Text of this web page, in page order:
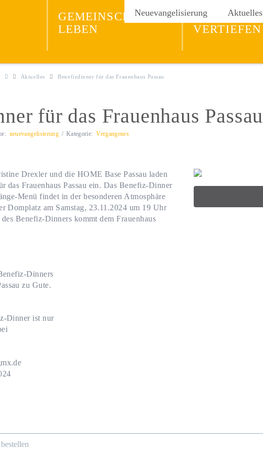
Neuevangelisierung Aktuelles
GEMEINSCHAFT
LEBEN
GLAUBEN
VERTIEFEN
Aktuelles Benefizdinner für das Frauenhaus Passau
für das Frauenhaus Passau
neuevangelisierung Kategorie:Vergangenes
Drexler und die HOME Base Passau laden
das Frauenhaus Passau ein. Das Benefiz-Dinner
Menü findet in der besonderen Atmosphäre
Domplatz am Samstag, 23.11.2024 um 19 Uhr
Benefiz-Dinners kommt dem Frauenhaus
Dinners
zu Gute.
Dinner ist nur